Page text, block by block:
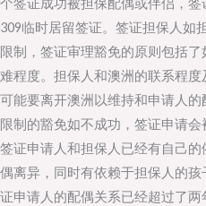
个签证成功被担保配偶或伴侣，
309临时居留签证。签证担保人如
限制，签证审理豁免的原则包括
难程度。担保人和澳洲的联系程
可能要离开澳洲以维持和申请人
限制的豁免如不成功，签证申请
签证申请人和担保人已经有自己
偶离异，同时有依赖于担保人的
证申请人的配偶关系已经超过了两
保
人
的
限
制